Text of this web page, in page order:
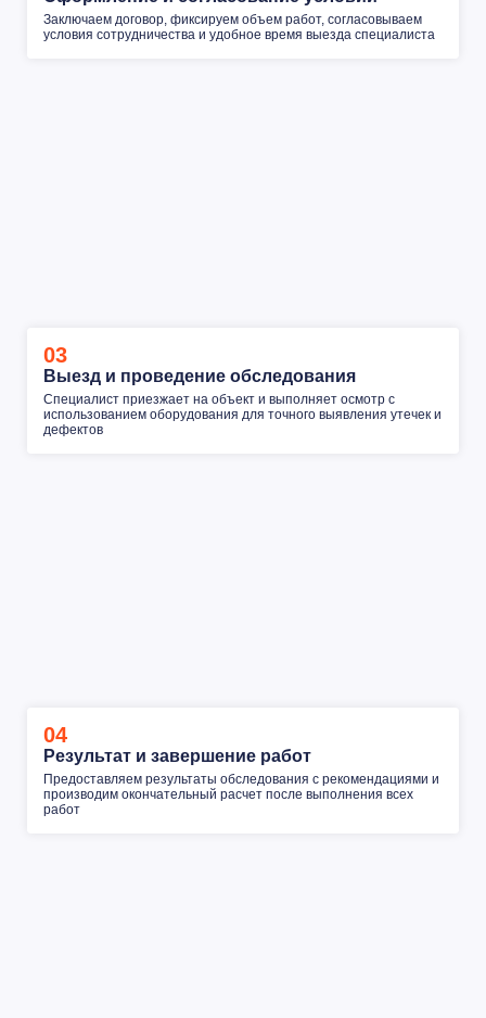
Заключаем договор, фиксируем объем работ, согласовываем
условия сотрудничества и удобное время выезда специалиста
03
Выезд и проведение обследования
Специалист приезжает на объект и выполняет осмотр с
использованием оборудования для точного выявления утечек и
дефектов
04
Результат и завершение работ
Предоставляем результаты обследования с рекомендациями и
производим окончательный расчет после выполнения всех
работ